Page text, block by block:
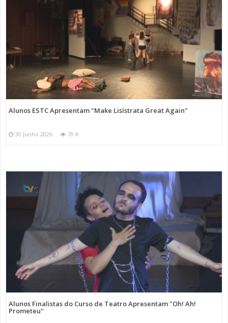
Alunos ESTC Apresentam "Make Lisístrata Great Again"
30 Junho 2026 70 K
Alunos Finalistas do Curso de Teatro Apresentam "Oh! Ah!
Prometeu"